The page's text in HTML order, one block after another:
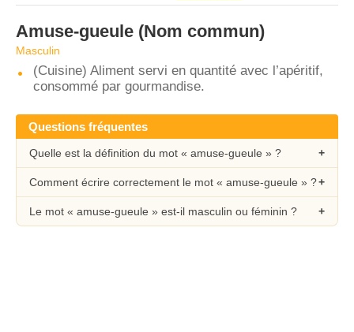
Amuse-gueule (Nom commun)
Masculin
(Cuisine) Aliment servi en quantité avec l’apéritif,
consommé par gourmandise.
Questions fréquentes
Quelle est la définition du mot « amuse-gueule » ?
Comment écrire correctement le mot « amuse-gueule » ?
Le mot « amuse-gueule » est-il masculin ou féminin ?